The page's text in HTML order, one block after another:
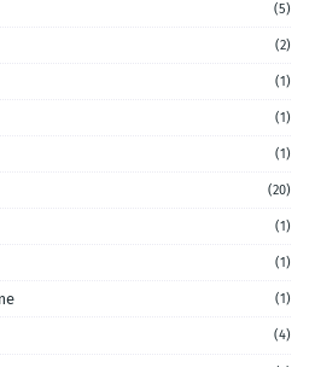
(5)
(2)
(1)
(1)
(1)
(20)
(1)
(1)
(1)
(4)